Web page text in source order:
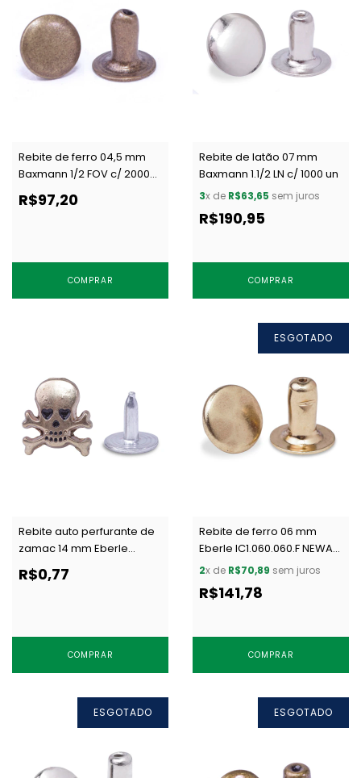
Rebite de ferro 04,5 mm
Baxmann 1/2 FOV c/ 2000
R$97,20
COMPRAR
Rebite de latão 07 mm
Baxmann 1.1/2 LN c/ 1000 un
3x de R$63,65 sem juros
R$190,95
COMPRAR
Rebite auto perfurante de
zamac 14 mm Eberle
RB4.140.IR02.Z c/ 1 un
R$0,77
COMPRAR
ESGOTADO
Rebite de ferro 06 mm
Eberle IC1.060.060.F NEWAU
c/ 1000 un
2x de R$70,89 sem juros
R$141,78
COMPRAR
ESGOTADO ESGOTADO